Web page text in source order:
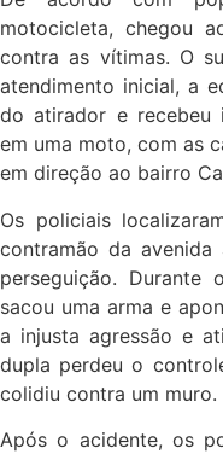
motocicleta, chegou
contra as vítimas. O
atendimento inicial, a
do atirador e recebeu
em uma moto, com as
em direção ao bairro
Os policiais
contramão da
perseguição.
sacou uma arma e
a injusta agressão e
dupla perdeu o
colidiu contra um muro.
Após o acidente, os